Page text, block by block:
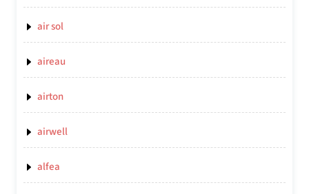
air sol
aireau
airton
airwell
alfea